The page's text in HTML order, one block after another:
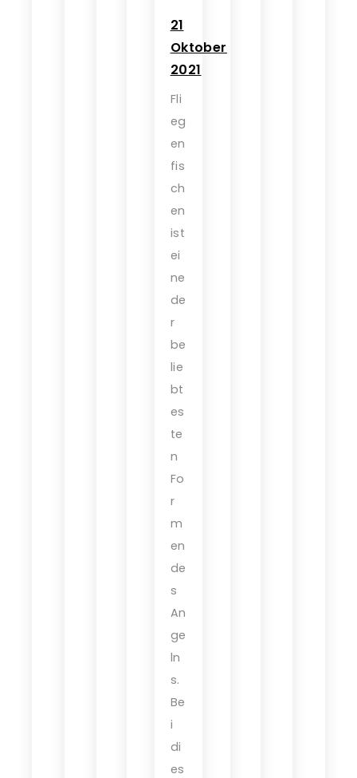
21
Oktober
2021
Fli
eg
en
fis
ch
en
ist
ei
ne
de
r
be
lie
bt
es
te
n
Fo
r
m
en
de
s
An
ge
ln
s.
Be
i
di
es